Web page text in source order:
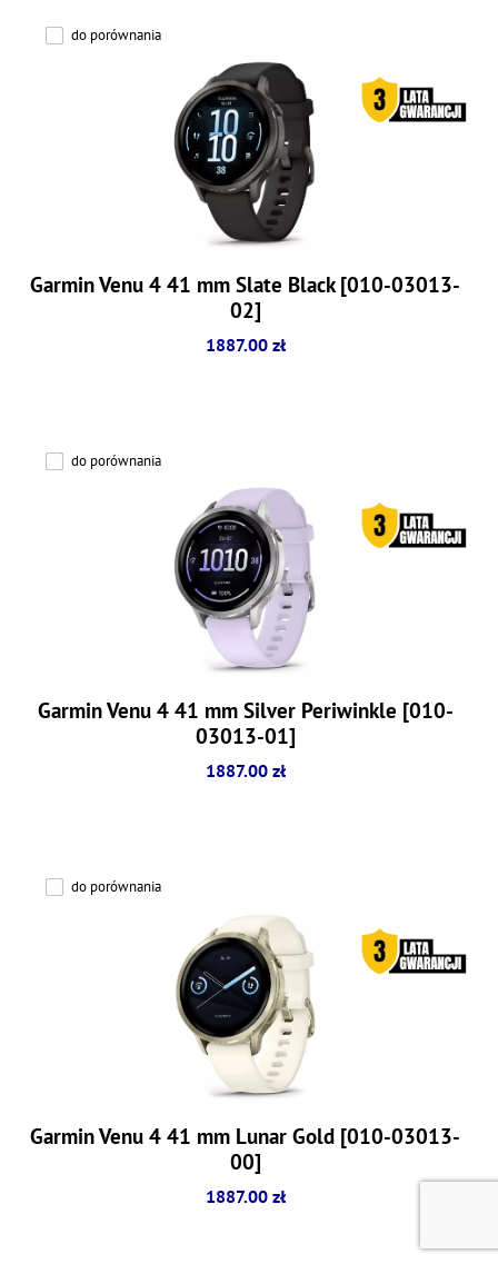
do porównania
Garmin Venu 4 41 mm Slate Black [010-03013-
02]
1887.00 zł
do porównania
Garmin Venu 4 41 mm Silver Periwinkle [010-
03013-01]
1887.00 zł
do porównania
Garmin Venu 4 41 mm Lunar Gold [010-03013-
00]
1887.00 zł